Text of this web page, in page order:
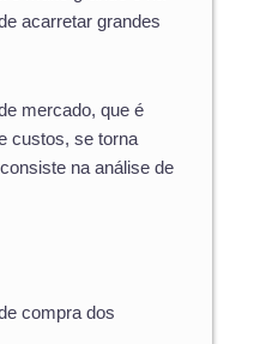
acarretar grandes
mercado, que é
custos, se torna
na análise de
compra dos